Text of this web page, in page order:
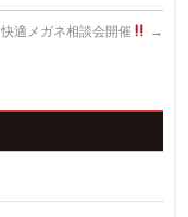
快適メガネ相談会開催 →